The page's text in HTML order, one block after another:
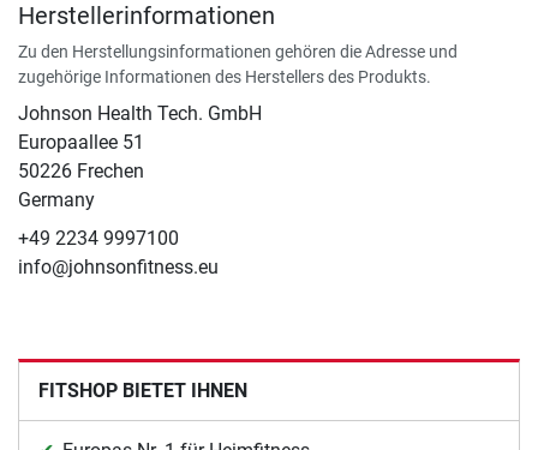
Herstellerinformationen
Zu den Herstellungsinformationen gehören die Adresse und
zugehörige Informationen des Herstellers des Produkts.
Johnson Health Tech. GmbH
Europaallee 51
50226 Frechen
Germany
+49 2234 9997100
info@johnsonfitness.eu
FITSHOP BIETET IHNEN